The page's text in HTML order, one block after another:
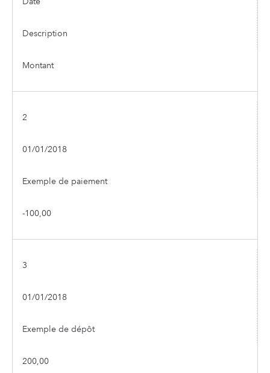
Description
Montant
2
01/01/2018
Exemple de paiement
-100,00
3
01/01/2018
Exemple de dépôt
200,00